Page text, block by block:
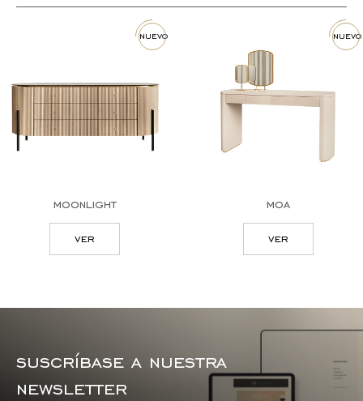
nuevo
moonlight
ver
nuevo
moa
ver
suscríbase a nuestra
newsletter